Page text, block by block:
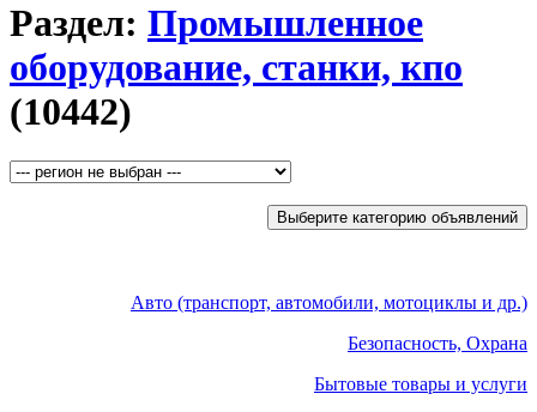
Раздел: Промышленное
оборудование, станки, кпо
(10442)
Выберите категорию объявлений
Авто (транспорт, автомобили, мотоциклы и др.)
Безопасность, Охрана
Бытовые товары и услуги